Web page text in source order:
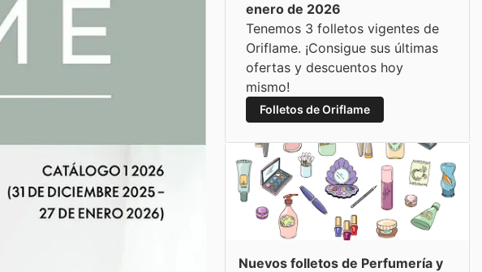
enero de 2026
Tenemos 3 folletos vigentes de
Oriflame. ¡Consigue sus últimas
ofertas y descuentos hoy
mismo!
Folletos de Oriflame
Nuevos folletos de Perfumería y